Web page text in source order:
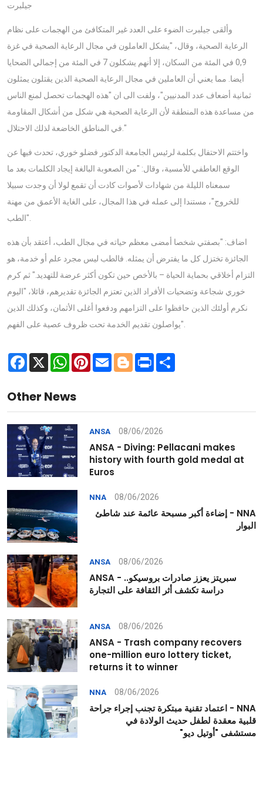
جيلبرت
وألقى جيلبرت الضوء على العدد غير المتكافئ من الهجمات على نظام
الرعاية الصحية، وقال، "يشكل العاملون في مجال الرعاية الصحية في غزة
0,9 في المئة من السكان، إلا أنهم يشكلون 7 في المئة من إجمالي الضحايا
أيضا. مما يعني أن العاملين في مجال الرعاية الصحية الذين يقتلون يمثلون
ثمانية أضعاف عدد المدنيين"، ولفت الى ان "هذه الهجمات تحصل لمنع الناس
من مساعدة هذه المنطقة لأن الرعاية الصحية هي شكل من أشكال المقاومة
في المناطق الخاضعة لذلك الاحتلال."
واختتم الاحتفال بكلمة لرئيس الجامعة الدكتور فضلو خوري، تحدث فيها عن
الوقع العاطفي للأمسية، وقال: "من الصعوبة البالغة إيجاد الكلمات بعد ما
سمعناه الليلة من شهادات لأصوات كادت أن تقمع لولا أن وجدت سبيلا
للخروج"، مستندا إلى عمله في هذا المجال، على الغاية الأعمق من مهنة
الطب".
اضاف: "بصفتي شخصا أمضى معظم حياته في مجال الطب، أعتقد بأن هذه
الجائزة تختزل كل ما يفترض أن يمثله. فالطب ليس مجرد علم أو خدمة، هو
التزام أخلاقي بحماية الحياة – بالأخص حين تكون أكثر عرضة للتهديد." ثم كرم
خوري شجاعة وتضحيات الأفراد الذين تعتزم الجائزة تقديرهم، قائلا، "اليوم
نكرم أولئك الذين حافظوا على التزامهم ودفعوا أغلى الأثمان، وكذلك الذين
يواصلون تقديم الخدمة تحت ظروف عصية على الفهم".
Facebook
X WhatsApp
Pinterest
Email Blogger
Print
Other News
ANSA 08/06/2026
ANSA - Diving: Pellacani makes
history with fourth gold medal at
Euros
NNA 08/06/2026
NNA - إضاءة أكبر مسبحة عائمة عند شاطئ
البوار
ANSA 08/06/2026
ANSA - سبريتز يعزز صادرات بروسيكو..
دراسة تكشف أثر الثقافة على التجارة
ANSA 08/06/2026
ANSA - Trash company recovers
one-million euro lottery ticket,
returns it to winner
NNA 08/06/2026
NNA - اعتماد تقنية مبتكرة تجنب إجراء جراحة
قلبية معقدة لطفل حديث الولادة في
مستشفى "أوتيل ديو"